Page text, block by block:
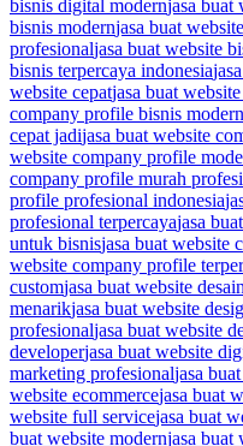
bisnis digital modernjasa buat
bisnis modernjasa buat
profesionaljasa buat website
bisnis terpercaya indonesia
website cepatjasa buat
company profile bisnis modern
cepat jadijasa buat website
website company profile
company profile murah
profile profesional indonesia
profesional terpercayajasa
untuk bisnisjasa buat website
website company profile
customjasa buat website
menarikjasa buat website
profesionaljasa buat website
developerjasa buat website
marketing profesionaljasa
website ecommercejasa buat
website full servicejasa buat
buat website modernjasa buat